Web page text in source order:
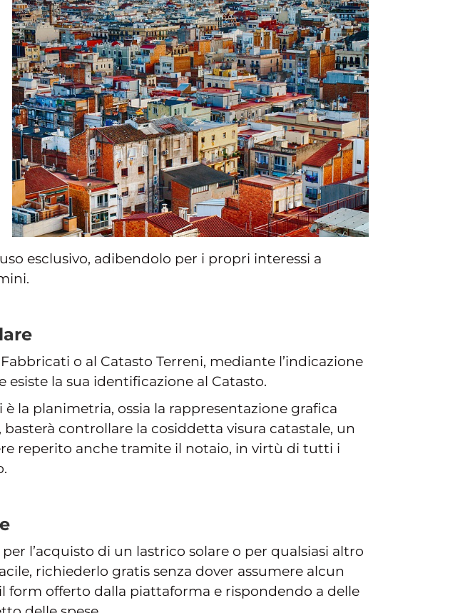
esclusivo, adibendolo per i propri interessi a
o al Catasto Terreni, mediante l’indicazione
esiste la sua identificazione al Catasto.
la planimetria, ossia la rappresentazione grafica
controllare la cosiddetta visura catastale, un
reperito anche tramite il notaio, in virtù di tutti i
per l’acquisto di un lastrico solare o per qualsiasi altro
richiederlo gratis senza dover assumere alcun
offerto dalla piattaforma e rispondendo a delle